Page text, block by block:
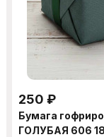
250 ₽
Бумага
ГОЛУБАЯ 606